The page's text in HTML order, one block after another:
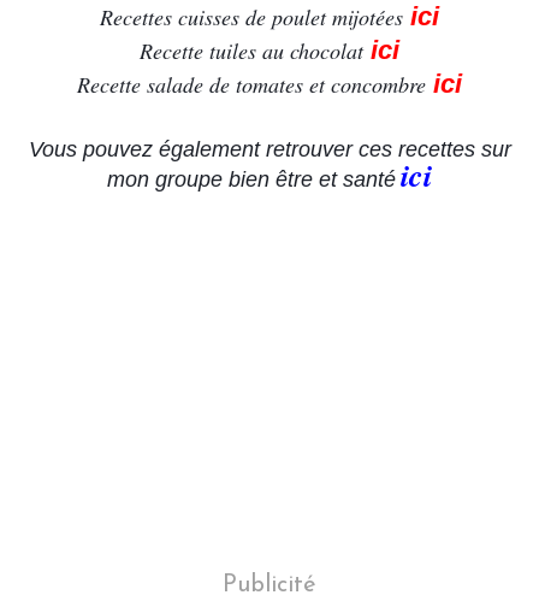
Recettes cuisses de poulet mijotées ici
Recette tuiles au chocolat ici
Recette salade de tomates et concombre ici
Vous pouvez également retrouver ces recettes sur
mon groupe bien être et santé ici
Publicité